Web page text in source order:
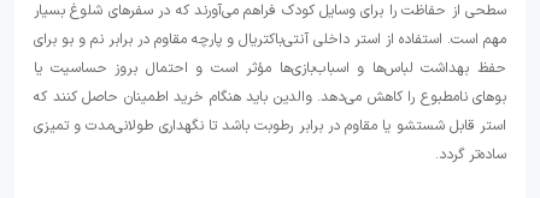
سطحی از حفاظت را برای وسایل کودک فراهم می‌آورند که در سفرهای شلوغ بسیار
مهم است. استفاده از استر داخلی آنتی‌باکتریال و پارچه مقاوم در برابر نم و بو برای
حفظ بهداشت لباس‌ها و اسباب‌بازی‌ها مؤثر است و احتمال بروز حساسیت یا
بوهای نامطبوع را کاهش می‌دهد. والدین باید هنگام خرید اطمینان حاصل کنند که
استر قابل شستشو یا مقاوم در برابر رطوبت باشد تا نگهداری طولانی‌مدت و تمیزی
ساده‌تر گردد.